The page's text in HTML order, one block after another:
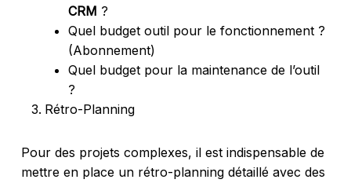
CRM ?
Quel budget outil pour le fonctionnement ?
(Abonnement)
Quel budget pour la maintenance de l’outil
?
Rétro-Planning
Pour des projets complexes, il est indispensable de
mettre en place un rétro-planning détaillé avec des